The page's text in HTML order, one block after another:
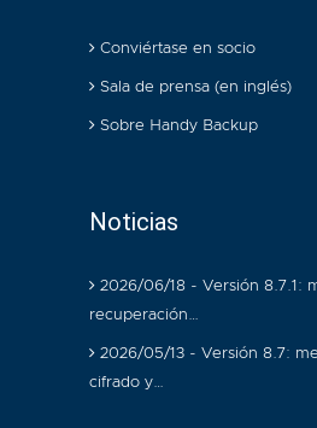
Conviértase en socio
Sala de prensa (en inglés)
Sobre Handy Backup
Noticias
2026/06/18 - Versión 8.7.1:
recuperación…
2026/05/13 - Versión 8.7:
cifrado y…